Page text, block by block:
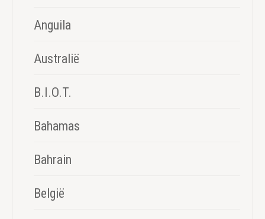
Anguila
Australië
B.I.O.T.
Bahamas
Bahrain
België